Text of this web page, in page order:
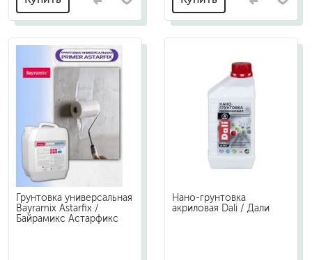
Грунтовка универсальная
Bayramix Astarfix /
Байрамикс Астарфикс
Нано-грунтовка
акриловая Dali / Дали